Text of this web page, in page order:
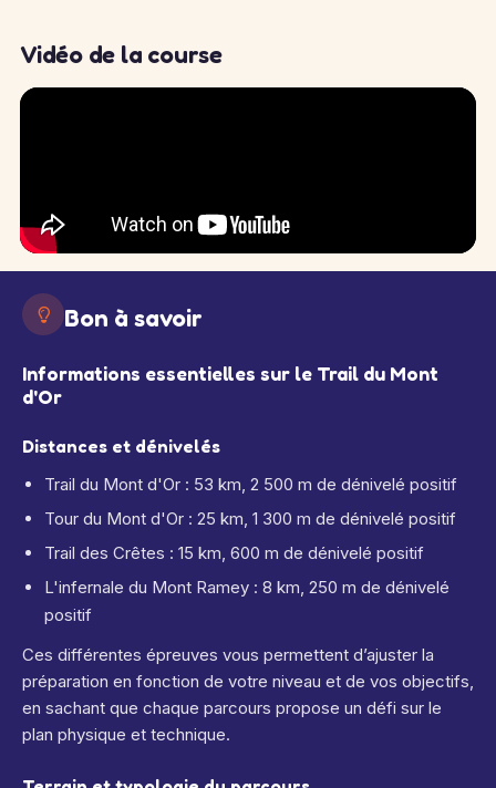
Vidéo de la course
Bon à savoir
Informations essentielles sur le Trail du Mont
d'Or
Distances et dénivelés
Trail du Mont d'Or : 53 km, 2 500 m de dénivelé positif
Tour du Mont d'Or : 25 km, 1 300 m de dénivelé positif
Trail des Crêtes : 15 km, 600 m de dénivelé positif
L'infernale du Mont Ramey : 8 km, 250 m de dénivelé
positif
Ces différentes épreuves vous permettent d’ajuster la
préparation en fonction de votre niveau et de vos objectifs,
en sachant que chaque parcours propose un défi sur le
plan physique et technique.